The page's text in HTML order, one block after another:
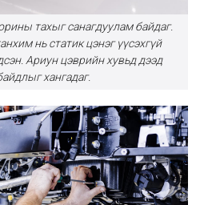
тахыг санагдуулам байдаг.
нь статик цэнэг үүсэхгүй
Ариун цэврийн хувьд дээд
хангадаг.